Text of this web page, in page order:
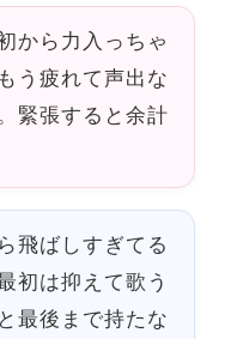
から力入っちゃ
う疲れて声出な
緊張すると余計
飛ばしすぎてる
初は抑えて歌う
最後まで持たな